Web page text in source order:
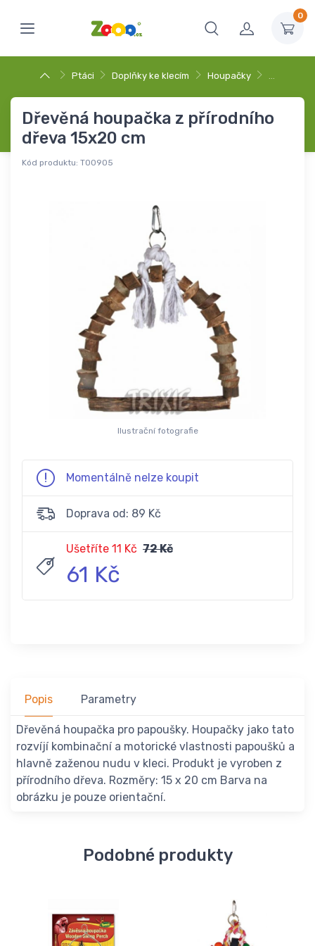
0
Ptáci Doplňky ke klecím Houpačky …
Dřevěná houpačka z přírodního
dřeva 15x20 cm
Kód produktu: T00905
Ilustrační fotografie
Momentálně nelze koupit
Doprava od: 89 Kč
Ušetříte 11 Kč 72 Kč
61 Kč
Popis Parametry
Dřevěná houpačka pro papoušky. Houpačky jako tato
rozvíjí kombinační a motorické vlastnosti papoušků a
hlavně zaženou nudu v kleci. Produkt je vyroben z
přírodního dřeva. Rozměry: 15 x 20 cm Barva na
obrázku je pouze orientační.
Podobné produkty